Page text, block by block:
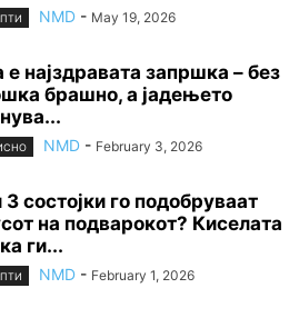
NMD - May 19, 2026
е најздравата запршка – без
брашно, а јадењето
NMD - February 3, 2026
3 состојки го подобруваат
на подварокот? Киселата
ги...
NMD - February 1, 2026